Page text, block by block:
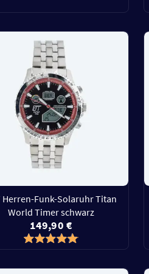
Herren-Funk-Solaruhr Titan
World Timer schwarz
149,90 €